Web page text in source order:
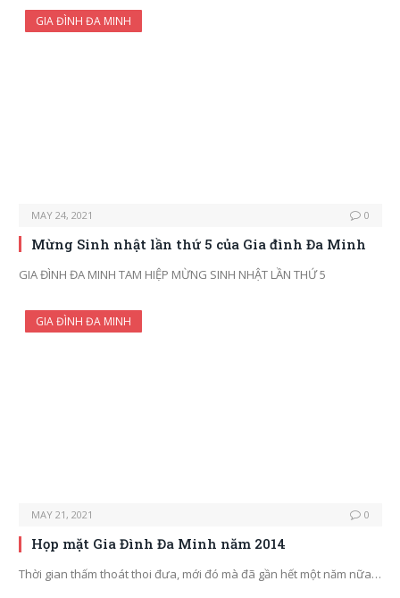
GIA ĐÌNH ĐA MINH
MAY 24, 2021 0
Mừng Sinh nhật lần thứ 5 của Gia đình Đa Minh
GIA ĐÌNH ĐA MINH TAM HIỆP MỪNG SINH NHẬT LẦN THỨ 5
GIA ĐÌNH ĐA MINH
MAY 21, 2021 0
Họp mặt Gia Đình Đa Minh năm 2014
Thời gian thấm thoát thoi đưa, mới đó mà đã gần hết một năm nữa…